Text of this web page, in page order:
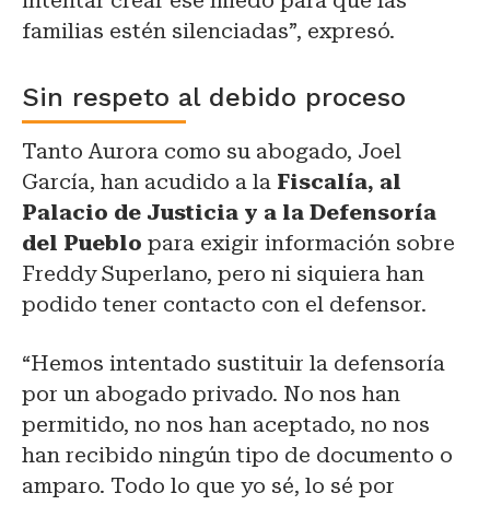
familias estén silenciadas”, expresó.
Sin respeto al debido proceso
Tanto Aurora como su abogado, Joel
García, han acudido a la Fiscalía, al
Palacio de Justicia y a la Defensoría
del Pueblo para exigir información sobre
Freddy Superlano, pero ni siquiera han
podido tener contacto con el defensor.
“Hemos intentado sustituir la defensoría
por un abogado privado. No nos han
permitido, no nos han aceptado, no nos
han recibido ningún tipo de documento o
amparo. Todo lo que yo sé, lo sé por